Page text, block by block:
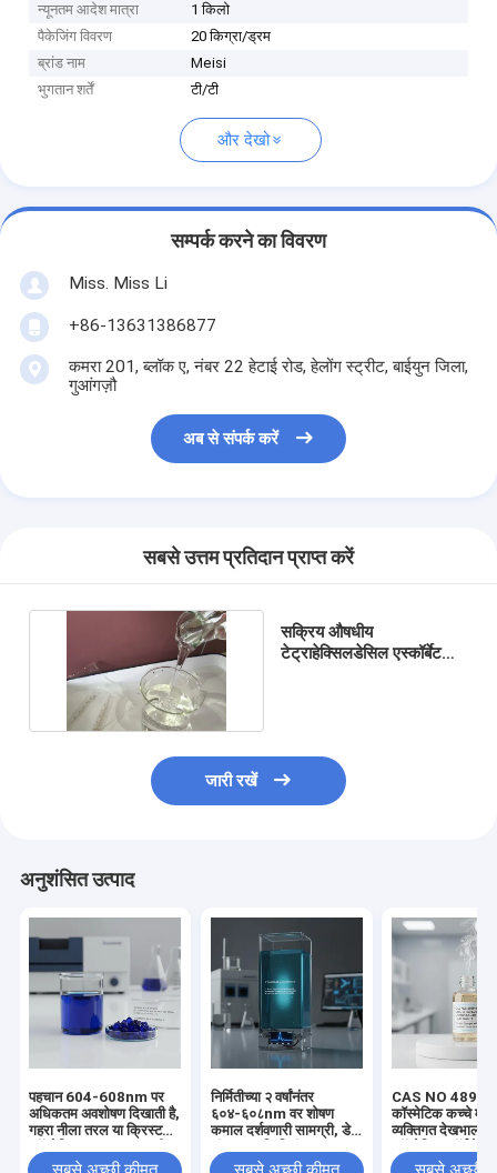
न्यूनतम आदेश मात्रा
1 किलो
पैकेजिंग विवरण
20 किग्रा/ड्रम
ब्रांड नाम
Meisi
भुगतान शर्तें
टी/टी
और देखो
सम्पर्क करने का विवरण
Miss. Miss Li
+86-13631386877
कमरा 201, ब्लॉक ए, नंबर 22 हेटाई रोड, हेलोंग स्ट्रीट, बाईयुन जिला,
गुआंगज़ौ
अब से संपर्क करें
सबसे उत्तम प्रतिदान प्राप्त करें
सक्रिय औषधीय
टेट्राहेक्सिलडेसिल एस्कॉर्बेट
जारी रखें
अनुशंसित उत्पाद
पहचान 604-608nm पर
अधिकतम अवशोषण दिखाती है,
गहरा नीला तरल या क्रिस्टल
0.1 प्रतिशत से कम
निर्मितीच्या २ वर्षांनंतर
६०४-६०८nm वर शोषण
कमाल दर्शवणारी सामग्री, डेटा
प्रक्रियेसाठी आवश्यक
CAS NO
कॉस्मेटिक कच्चे
व्यक्तिगत देखभाल
गंध और व्यापार शब्द